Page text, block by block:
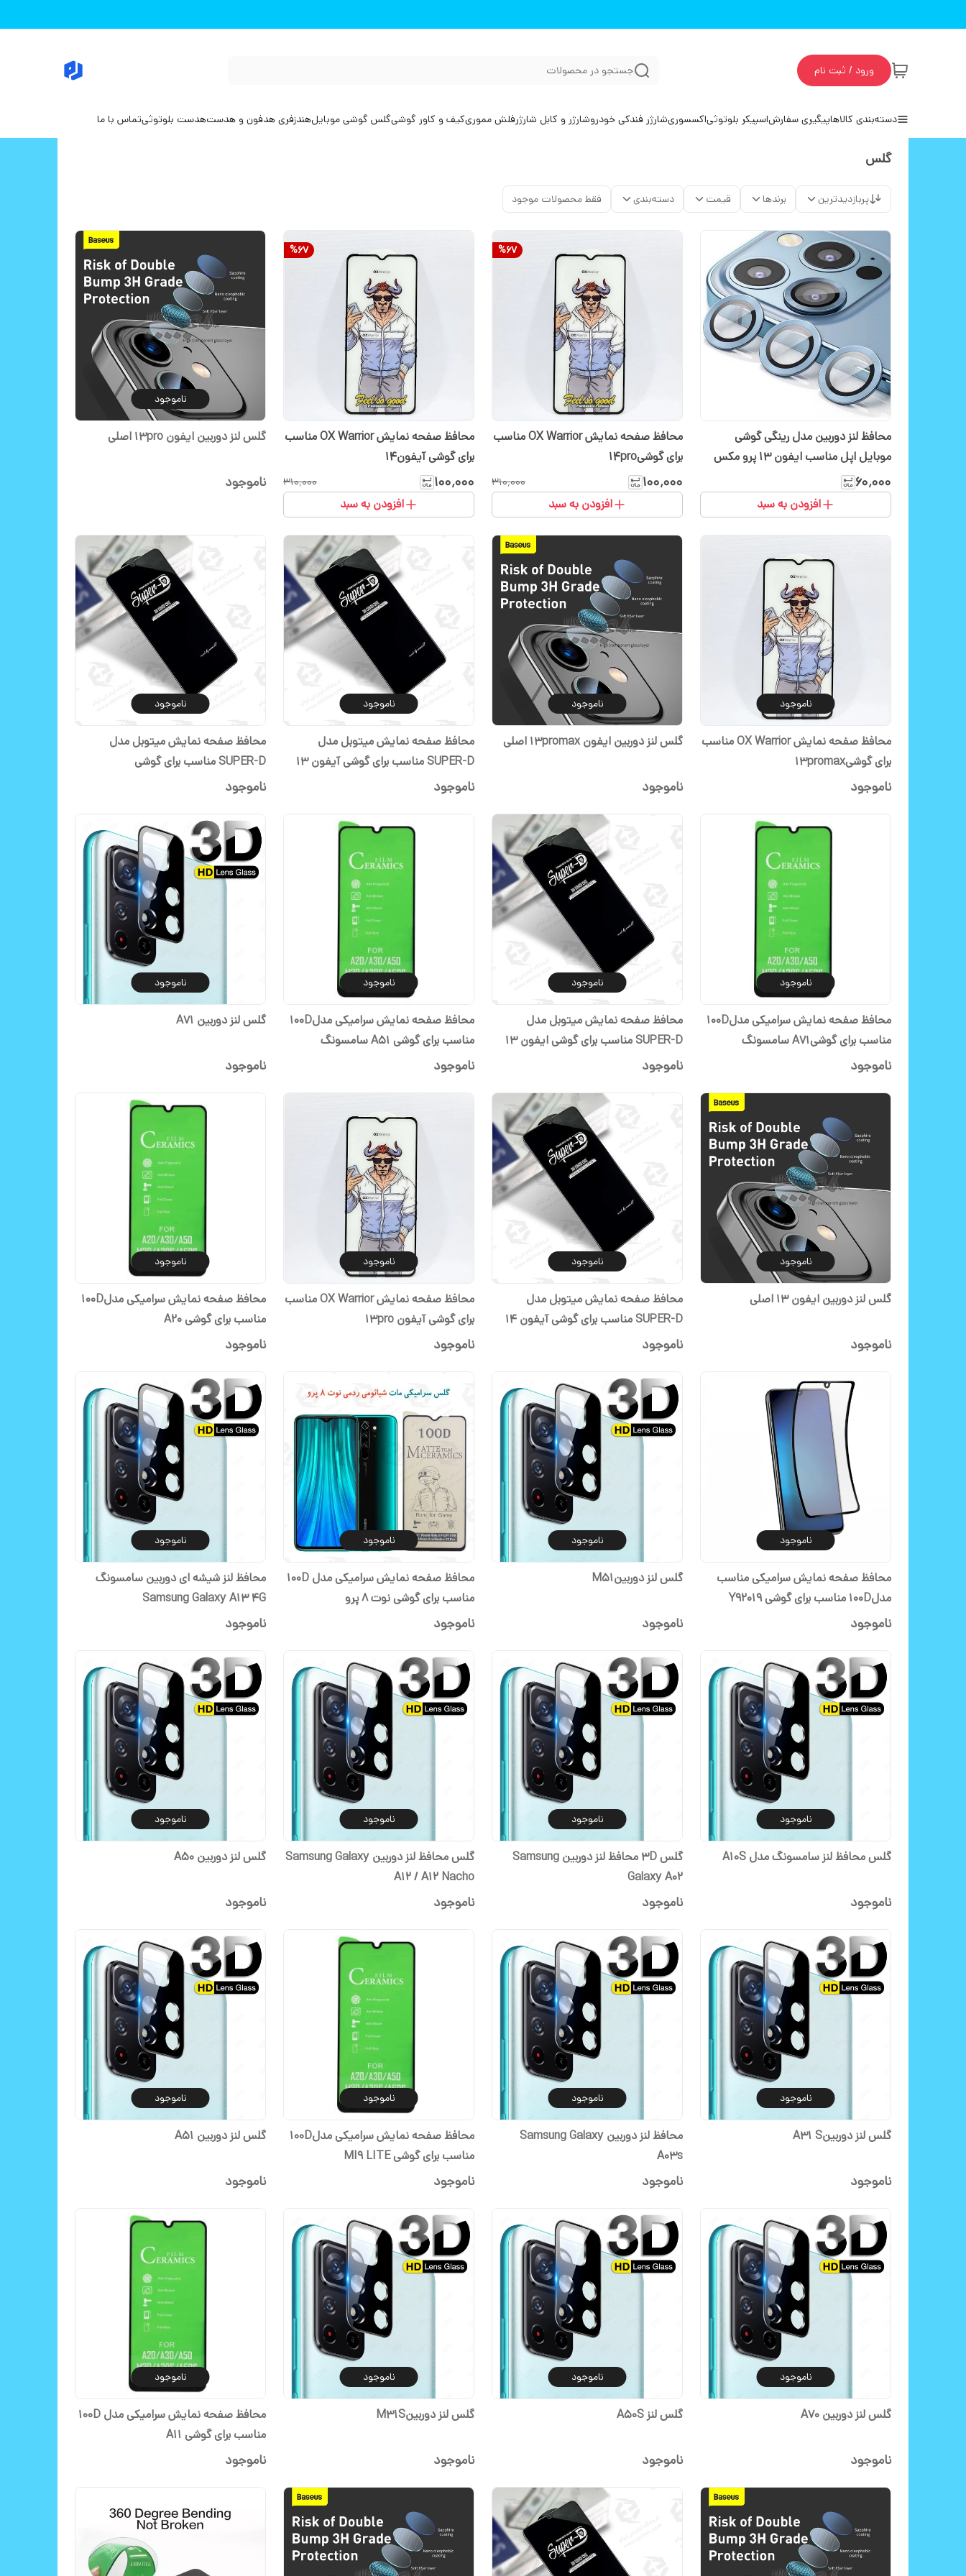
ورود / ثبت نام جستجو در محصولات
دسته‌بندی کالاهاپیگیری سفارشاسپیکر بلوتوثیاکسسوریشارژر فندکی خودروشارژر و کابل شارژرفلش مموریکیف و کاور گوشیگلس گوشی موبایلهندزفری هدفون و هدستهدست بلوتوثیتماس با ما
گلس
پربازدیدترین برندها قیمت دسته‌بندی فقط محصولات موجود
محافظ لنز دوربین مدل رینگی گوشی
موبایل اپل مناسب ایفون 13 پرو مکس
۶۰٬۰۰۰
افزودن به سبد
%67
محافظ صفحه نمایش OX Warrior مناسب
برای گوشی14pro
۱۰۰٬۰۰۰ ۳۱۰٬۰۰۰
افزودن به سبد
%67
محافظ صفحه نمایش OX Warrior مناسب
برای گوشی آیفون14
۱۰۰٬۰۰۰ ۳۱۰٬۰۰۰
افزودن به سبد
ناموجود
گلس لنز دوربین ایفون 13pro اصلی
ناموجود
ناموجود
محافظ صفحه نمایش OX Warrior مناسب
برای گوشی13promax
ناموجود
ناموجود
گلس لنز دوربین ایفون 13promax اصلی
ناموجود
ناموجود
محافظ صفحه نمایش میتوبل مدل
SUPER-D مناسب برای گوشی آیفون 13
پرو مکس
ناموجود
ناموجود
محافظ صفحه نمایش میتوبل مدل
SUPER-D مناسب برای گوشی
s21feسامسونگ
ناموجود
ناموجود
محافظ صفحه نمایش سرامیکی مدل100D
مناسب برای گوشیA71 سامسونگ
ناموجود
ناموجود
محافظ صفحه نمایش میتوبل مدل
SUPER-D مناسب برای گوشی ایفون 13
پرو
ناموجود
ناموجود
محافظ صفحه نمایش سرامیکی مدل100D
مناسب برای گوشی A51 سامسونگ
ناموجود
ناموجود
گلس لنز دوربین A71
ناموجود
ناموجود
گلس لنز دوربین ایفون 13 اصلی
ناموجود
ناموجود
محافظ صفحه نمایش میتوبل مدل
SUPER-D مناسب برای گوشی آیفون 14
پرو
ناموجود
ناموجود
محافظ صفحه نمایش OX Warrior مناسب
برای گوشی آیفون 13pro
ناموجود
ناموجود
محافظ صفحه نمایش سرامیکی مدل100D
مناسب برای گوشی A20
ناموجود
ناموجود
محافظ صفحه نمایش سرامیکی مناسب
مدل100D مناسب برای گوشی Y92019
ناموجود
ناموجود
گلس لنز دوربینM51
ناموجود
ناموجود
محافظ صفحه نمایش سرامیکی مدل 100D
مناسب برای گوشی نوت 8 پرو
ناموجود
ناموجود
محافظ لنز شیشه ای دوربین سامسونگ
Samsung Galaxy A13 4G
ناموجود
ناموجود
گلس محافظ لنز سامسونگ مدل A10S
ناموجود
ناموجود
گلس 3D محافظ لنز دوربین Samsung
Galaxy A02
ناموجود
ناموجود
گلس محافظ لنز دوربین Samsung Galaxy
A12 / A12 Nacho
ناموجود
ناموجود
گلس لنز دوربین A50
ناموجود
ناموجود
گلس لنز دوربینA31 S
ناموجود
ناموجود
محافظ لنز دوربین Samsung Galaxy
A03s
ناموجود
ناموجود
محافظ صفحه نمایش سرامیکی مدل100D
مناسب برای گوشی MI9 LITE
ناموجود
ناموجود
گلس لنز دوربین A51
ناموجود
ناموجود
گلس لنز دوربین A70
ناموجود
ناموجود
گلس لنز A50S
ناموجود
ناموجود
گلس لنز دوربینM31S
ناموجود
ناموجود
محافظ صفحه نمایش سرامیکی مدل 100D
مناسب برای گوشی A11
ناموجود